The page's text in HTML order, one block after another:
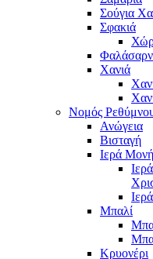
Σούγια
Σφακιά
Χανιά
Νομός
Ανώγεια
Βισταγή
Ιερά
Μπαλί
Κρυονέρι